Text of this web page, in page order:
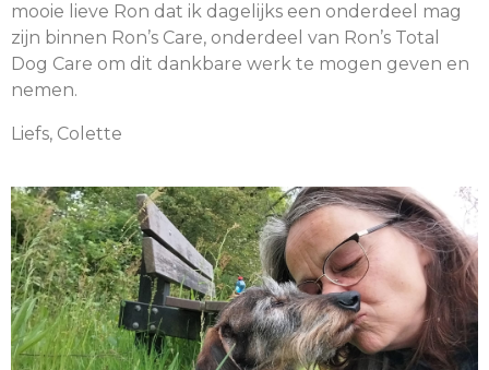
mooie lieve Ron dat ik dagelijks een onderdeel mag
zijn binnen Ron’s Care, onderdeel van Ron’s Total
Dog Care om dit dankbare werk te mogen geven en
nemen.
Liefs, Colette